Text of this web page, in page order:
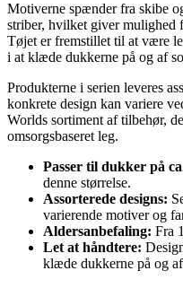
Motiverne spænder fra skibe
striber, hvilket giver
Tøjet er fremstillet til at være
i at klæde dukkerne på og af
Produkterne i serien leveres
konkrete design kan variere
Worlds sortiment af tilbehør,
omsorgsbaseret leg.
Passer til dukker på
denne størrelse.
Assorterede designs:
varierende motiver og
Aldersanbefaling: Fra
Let at håndtere:
klæde dukkerne på og